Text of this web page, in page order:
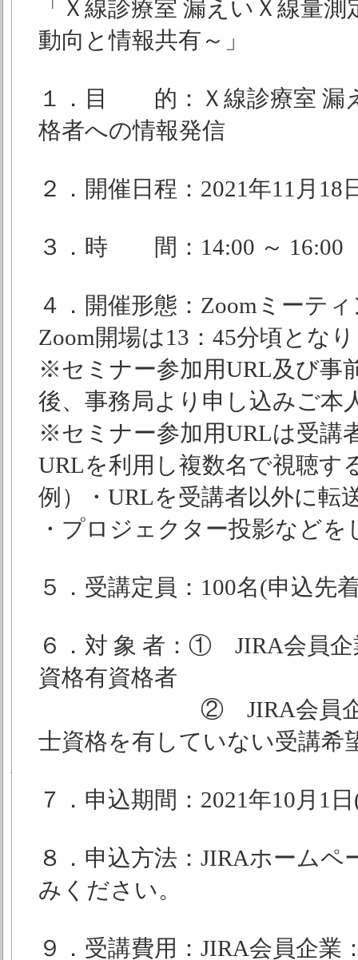
「Ｘ線診療室 漏えいＸ線量
動向と情報共有～」
１．目 的：Ｘ線診療室 漏
格者への情報発信
２．開催日程：2021年11月18
３．時 間：14:00 ～ 16:00
４．開催形態：Zoomミーテ
Zoom開場は13：45分頃とな
※セミナー参加用URL及び事
後、事務局より申し込みご本
※セミナー参加用URLは受講
URLを利用し複数名で視聴す
例）・URLを受講者以外に転
・プロジェクター投影など
５．受講定員：100名(申込先
６．対 象 者：① JIRA会員企
資格有資格者
② JIRA会員企業、非
士資格を有していない受講希
７．申込期間：2021年10月1
８．申込方法：JIRAホーム
みください。
９．受講費用：JIRA会員企業